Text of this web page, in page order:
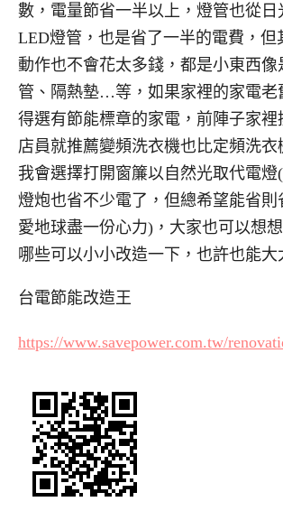
數，電量節省一半以上，燈管也從日
LED燈管，也是省了一半的電費，但
動作也不會花太多錢，都是小東西像
管、隔熱墊…等，如果家裡的家電老
得選有節能標章的家電，前陣子家裡
店員就推薦變頻洗衣機也比定頻洗衣
我會選擇打開窗簾以自然光取代電
燈炮也省不少電了，但總希望能省則
愛地球盡一份心力)，大家也可以想
哪些可以小小改造一下，也許也能大
台電節能改造王
https://www.savepower.com.tw/